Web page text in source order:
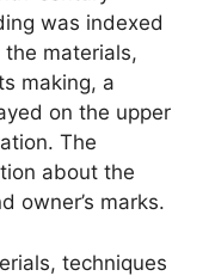
was indexed
materials,
making, a
on the upper
The
about the
owner’s marks.
techniques